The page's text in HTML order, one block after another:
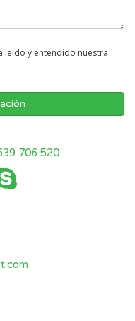
leido y entendido nuestra
706 520